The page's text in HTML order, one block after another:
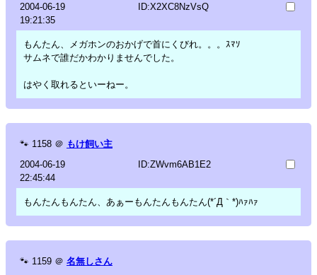
2004-06-19
19:21:35
ID:X2XC8NzVsQ
もんたん、メガホンのおかげで首にくびれ。。。ｽﾏｿ
サムネで誰だかわかりませんでした。
はやく取れるといーねー。
🐾 1158 ＠ もけ飼い主
2004-06-19
22:45:44
ID:ZWvm6AB1E2
もんたんもんたん、あぁーもんたんもんたん(*´Д｀*)ﾊｧﾊｧ
🐾 1159 ＠ 名無しさん